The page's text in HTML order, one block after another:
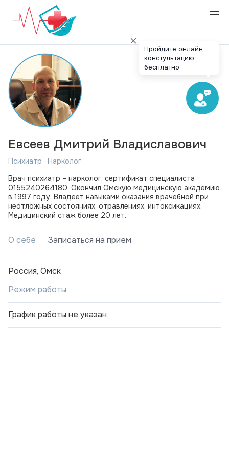
Евсеев Дмитрий Владиславович
Психиатр · Нарколог
Врач психиатр – нарколог, сертификат специалиста
0155240264180. Окончил Омскую медицинскую академию
в 1997 году. Владеет навыками оказания врачебной при
неотложных состояниях, отравлениях, интоксикациях.
Медицинский стаж более 20 лет.
О себе Записаться на прием
Россия, Омск
Режим работы
График работы не указан
Пройдите онлайн
констультацию
бесплатно